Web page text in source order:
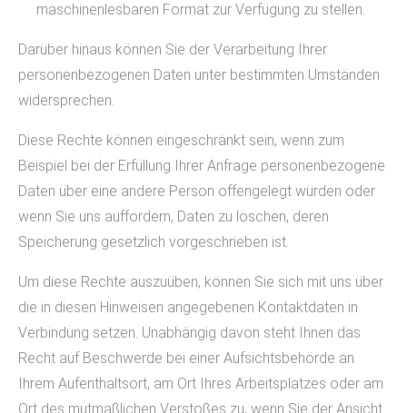
maschinenlesbaren Format zur Verfügung zu stellen.
Darüber hinaus können Sie der Verarbeitung Ihrer
personenbezogenen Daten unter bestimmten Umständen
widersprechen.
Diese Rechte können eingeschränkt sein, wenn zum
Beispiel bei der Erfüllung Ihrer Anfrage personenbezogene
Daten über eine andere Person offengelegt würden oder
wenn Sie uns auffordern, Daten zu löschen, deren
Speicherung gesetzlich vorgeschrieben ist.
Um diese Rechte auszuüben, können Sie sich mit uns über
die in diesen Hinweisen angegebenen Kontaktdaten in
Verbindung setzen. Unabhängig davon steht Ihnen das
Recht auf Beschwerde bei einer Aufsichtsbehörde an
Ihrem Aufenthaltsort, am Ort Ihres Arbeitsplatzes oder am
Ort des mutmaßlichen Verstoßes zu, wenn Sie der Ansicht